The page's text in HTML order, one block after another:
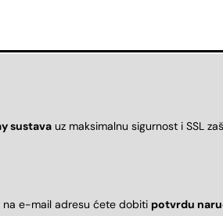
sustava uz maksimalnu sigurnost i SSL
na e-mail adresu ćete dobiti potvrdu